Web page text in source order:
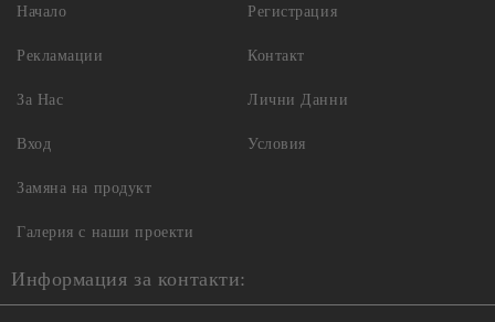
Начало
Рекламации
За Нас
Вход
Регистрация
Контакт
Лични Данни
Условия
Замяна на продукт
Галерия с наши проекти
Информация за контакти: